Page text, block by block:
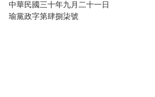
中華民國三十年九月二十一日
瑜黨政字第肆捌柒號